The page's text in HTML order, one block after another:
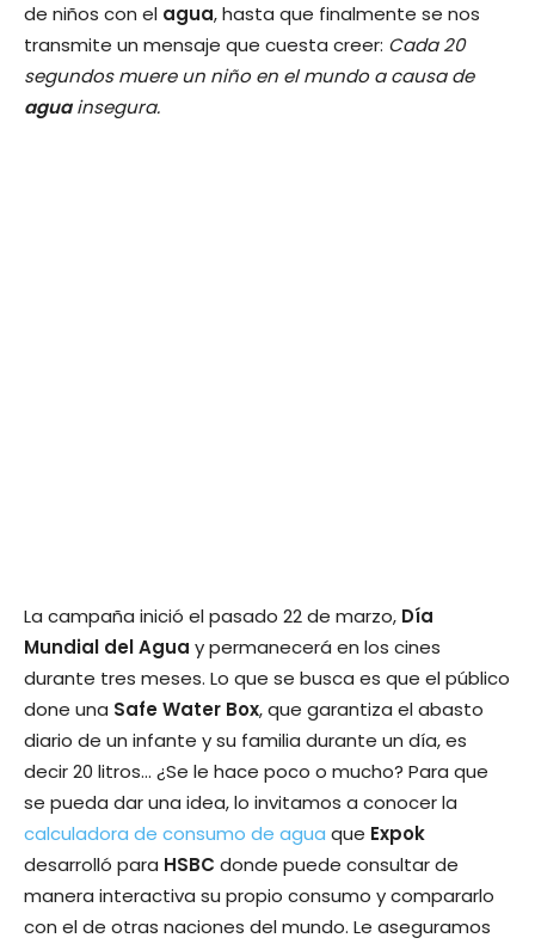
de niños con el agua, hasta que finalmente se nos
transmite un mensaje que cuesta creer: Cada 20
segundos muere un niño en el mundo a causa de
aguainsegura.
La campaña inició el pasado 22 de marzo, Día
Mundial del Agua y permanecerá en los cines
durante tres meses. Lo que se busca es que el público
done una Safe Water Box, que garantiza el abasto
diario de un infante y su familia durante un día, es
decir 20 litros… ¿Se le hace poco o mucho? Para que
se pueda dar una idea, lo invitamos a conocer la
calculadora de consumo de agua que Expok
desarrolló para HSBC donde puede consultar de
manera interactiva su propio consumo y compararlo
con el de otras naciones del mundo. Le aseguramos